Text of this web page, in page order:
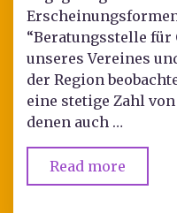
“Beratungsstelle für
unseres Vereines
der Region
eine stetige Zahl
denen auch …
Read more